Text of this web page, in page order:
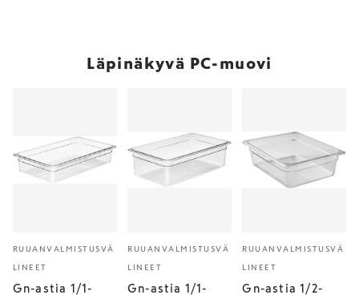
Läpinäkyvä PC-muovi
RUUANVALMISTUSVÄ
LINEET
Gn-astia 1/1-
RUUANVALMISTUSVÄ
LINEET
Gn-astia 1/1-
RUUANVALMISTUSVÄ
LINEET
Gn-astia 1/2-